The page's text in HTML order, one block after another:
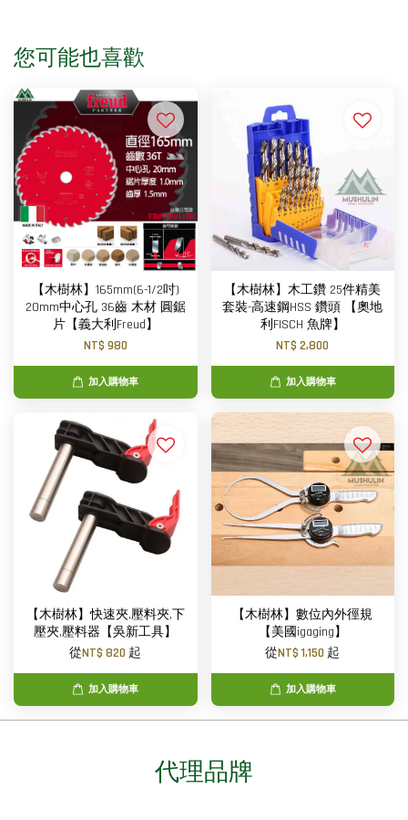
您可能也喜歡
【木樹林】165mm(6-1/2吋)
20mm中心孔 36齒 木材 圓鋸
片【義大利Freud】
NT$ 980
加入購物車
【木樹林】木工鑽 25件精美
套裝-高速鋼HSS 鑽頭 【奧地
利FISCH 魚牌】
NT$ 2,800
加入購物車
【木樹林】快速夾,壓料夾,下
壓夾,壓料器【吳新工具】
從NT$ 820 起
加入購物車
【木樹林】數位內外徑規
【美國igaging】
從NT$ 1,150 起
加入購物車
代理品牌